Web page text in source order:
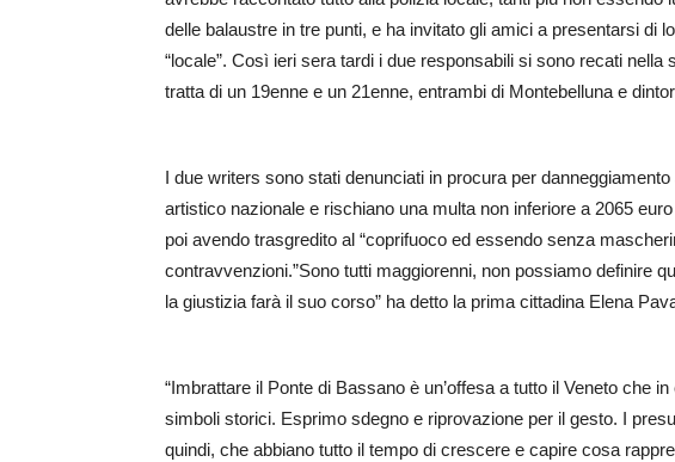
delle balaustre in tre punti, e ha invitato gli amici a presentarsi di
“locale”. Così ieri sera tardi i due responsabili si sono recati nella
tratta di un 19enne e un 21enne, entrambi di Montebelluna e
I due writers sono stati denunciati in procura per
artistico nazionale e rischiano una multa non inferiore a 2065
poi avendo trasgredito al “coprifuoco ed essendo senza
contravvenzioni.”Sono tutti maggiorenni, non possiamo definire
la giustizia farà il suo corso” ha detto la prima cittadina Elena
“Imbrattare il Ponte di Bassano è un’offesa a tutto il Veneto che
simboli storici. Esprimo sdegno e riprovazione per il gesto. I
quindi, che abbiano tutto il tempo di crescere e capire cosa